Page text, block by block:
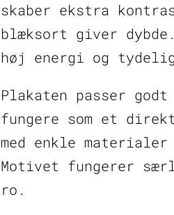
skaber ekstra
blæksort giver
høj energi og
Plakaten passer
fungere som et
med enkle
Motivet fungerer
ro.